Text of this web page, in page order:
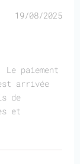
19/08/2025
paiement
arrivée
de
et